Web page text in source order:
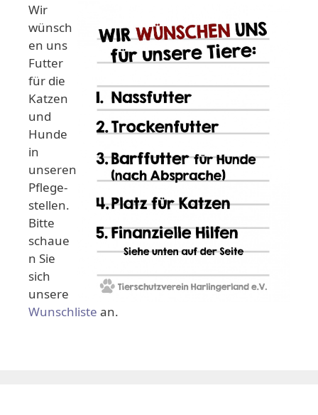
Wir
wünsch
en uns
Futter
für die
Katzen
und
Hunde
in
unseren
Pflege-
stellen.
Bitte
schaue
n Sie
sich
unsere
Wunschliste an.